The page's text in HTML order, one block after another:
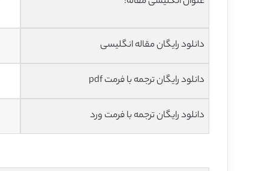
دانلود رایگان مقاله انگلیسی
دانلود رایگان ترجمه با فرمت pdf
دانلود رایگان ترجمه با فرمت ورد